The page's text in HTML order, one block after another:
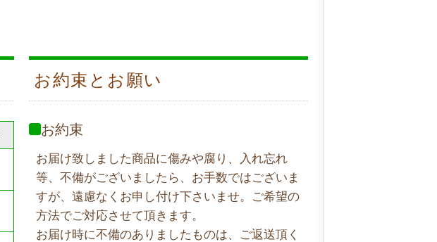
お約束とお願い
お約束
お届け致しました商品に傷みや腐り、入れ忘れ
等、不備がございましたら、お手数ではございま
すが、遠慮なくお申し付け下さいませ。ご希望の
方法でご対応させて頂きます。
お届け時に不備のありましたものは、ご返送頂く